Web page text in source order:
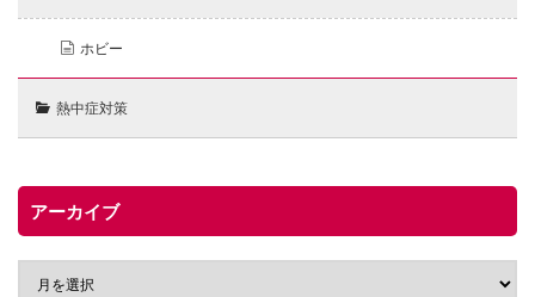
ホビー
熱中症対策
アーカイブ